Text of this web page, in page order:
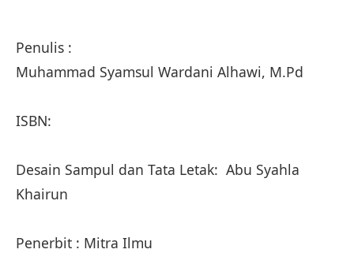
Penulis :
Muhammad Syamsul Wardani Alhawi, M.Pd
ISBN:
Desain Sampul dan Tata Letak: Abu Syahla
Khairun
Penerbit : Mitra Ilmu